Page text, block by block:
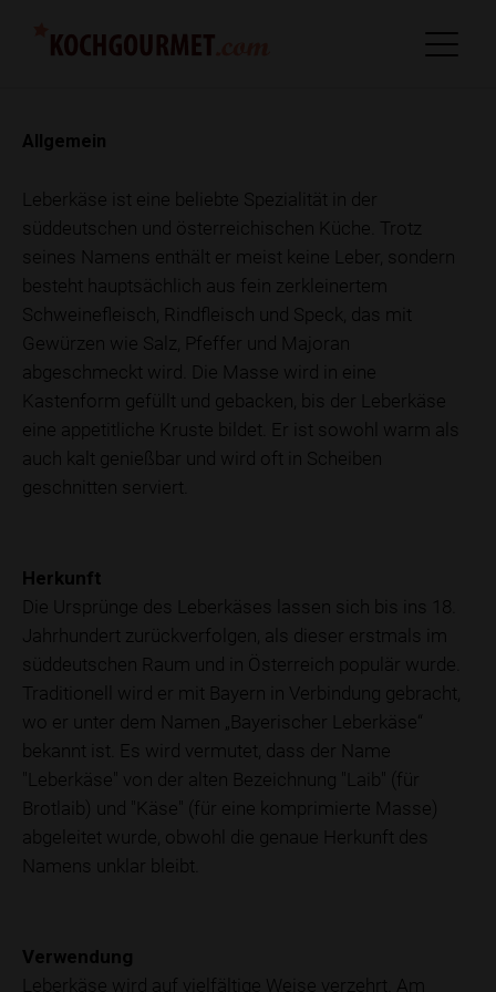
Allgemein
Leberkäse ist eine beliebte Spezialität in der
süddeutschen und österreichischen Küche. Trotz
seines Namens enthält er meist keine Leber, sondern
besteht hauptsächlich aus fein zerkleinertem
Schweinefleisch, Rindfleisch und Speck, das mit
Gewürzen wie Salz, Pfeffer und Majoran
abgeschmeckt wird. Die Masse wird in eine
Kastenform gefüllt und gebacken, bis der Leberkäse
eine appetitliche Kruste bildet. Er ist sowohl warm als
auch kalt genießbar und wird oft in Scheiben
geschnitten serviert.
Herkunft
Die Ursprünge des Leberkäses lassen sich bis ins 18.
Jahrhundert zurückverfolgen, als dieser erstmals im
süddeutschen Raum und in Österreich populär wurde.
Traditionell wird er mit Bayern in Verbindung gebracht,
wo er unter dem Namen „Bayerischer Leberkäse“
bekannt ist. Es wird vermutet, dass der Name
"Leberkäse" von der alten Bezeichnung "Laib" (für
Brotlaib) und "Käse" (für eine komprimierte Masse)
abgeleitet wurde, obwohl die genaue Herkunft des
Namens unklar bleibt.
Verwendung
Leberkäse wird auf vielfältige Weise verzehrt. Am